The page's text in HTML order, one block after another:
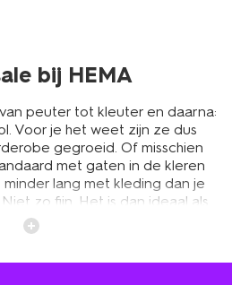
bij HEMA
peuter tot kleuter en daarna:
Voor je het weet zijn ze dus
gegroeid. Of misschien
met gaten in de kleren
lang met kleding dan je
zo fijn. Het is dan ideaal als
in de sale kunt scoren.
maar dan voor een fijne prijs.